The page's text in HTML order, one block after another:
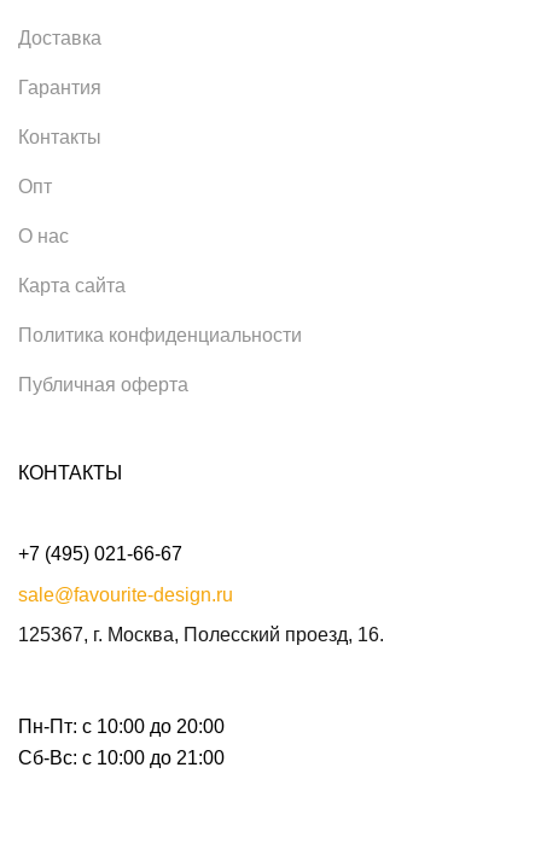
Доставка
Гарантия
Контакты
Опт
О нас
Карта сайта
Политика конфиденциальности
Публичная оферта
КОНТАКТЫ
+7 (495) 021-66-67
sale@favourite-design.ru
125367, г. Москва, Полесский проезд, 16.
Пн-Пт: с 10:00 до 20:00
Сб-Вс: с 10:00 до 21:00